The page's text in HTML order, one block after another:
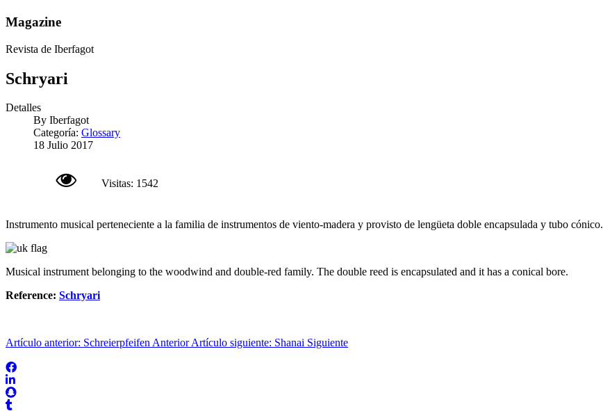
Magazine
Revista de Iberfagot
Schryari
Detalles
By Iberfagot
Categoría: Glossary
18 Julio 2017
Visitas: 1542
Instrumento musical perteneciente a la familia de instrumentos de viento-madera y provisto de lengüeta doble encapsulada y tubo cónico.
Musical instrument belonging to the woodwind and double-red family. The double reed is encapsulated and it has a conical bore.
Reference: Schryari
Artículo anterior: SchreierpfeifenAnteriorArtículo siguiente: Shanai Siguiente